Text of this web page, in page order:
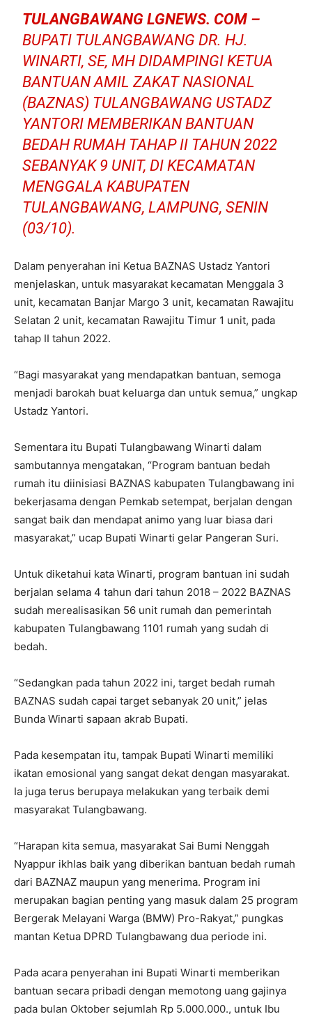
TULANGBAWANG LGNEWS. COM –
BUPATI TULANGBAWANG DR. HJ.
WINARTI, SE, MH DIDAMPINGI KETUA
BANTUAN AMIL ZAKAT NASIONAL
(BAZNAS) TULANGBAWANG USTADZ
YANTORI MEMBERIKAN BANTUAN
BEDAH RUMAH TAHAP II TAHUN 2022
SEBANYAK 9 UNIT, DI KECAMATAN
MENGGALA KABUPATEN
TULANGBAWANG, LAMPUNG, SENIN
(03/10).
Dalam penyerahan ini Ketua BAZNAS Ustadz Yantori
menjelaskan, untuk masyarakat kecamatan Menggala 3
unit, kecamatan Banjar Margo 3 unit, kecamatan Rawajitu
Selatan 2 unit, kecamatan Rawajitu Timur 1 unit, pada
tahap II tahun 2022.
“Bagi masyarakat yang mendapatkan bantuan, semoga
menjadi barokah buat keluarga dan untuk semua,” ungkap
Ustadz Yantori.
Sementara itu Bupati Tulangbawang Winarti dalam
sambutannya mengatakan, “Program bantuan bedah
rumah itu diinisiasi BAZNAS kabupaten Tulangbawang ini
bekerjasama dengan Pemkab setempat, berjalan dengan
sangat baik dan mendapat animo yang luar biasa dari
masyarakat,” ucap Bupati Winarti gelar Pangeran Suri.
Untuk diketahui kata Winarti, program bantuan ini sudah
berjalan selama 4 tahun dari tahun 2018 – 2022 BAZNAS
sudah merealisasikan 56 unit rumah dan pemerintah
kabupaten Tulangbawang 1101 rumah yang sudah di
bedah.
“Sedangkan pada tahun 2022 ini, target bedah rumah
BAZNAS sudah capai target sebanyak 20 unit,” jelas
Bunda Winarti sapaan akrab Bupati.
Pada kesempatan itu, tampak Bupati Winarti memiliki
ikatan emosional yang sangat dekat dengan masyarakat.
Ia juga terus berupaya melakukan yang terbaik demi
masyarakat Tulangbawang.
“Harapan kita semua, masyarakat Sai Bumi Nenggah
Nyappur ikhlas baik yang diberikan bantuan bedah rumah
dari BAZNAZ maupun yang menerima. Program ini
merupakan bagian penting yang masuk dalam 25 program
Bergerak Melayani Warga (BMW) Pro-Rakyat,” pungkas
mantan Ketua DPRD Tulangbawang dua periode ini.
Pada acara penyerahan ini Bupati Winarti memberikan
bantuan secara pribadi dengan memotong uang gajinya
pada bulan Oktober sejumlah Rp 5.000.000., untuk Ibu